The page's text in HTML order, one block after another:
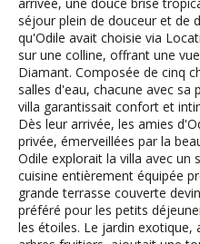
séjour plein de douceur et de
qu'Odile avait choisie via
sur une colline, offrant une
Diamant. Composée de cinq
salles d'eau, chacune avec sa
villa garantissait confort et
Dès leur arrivée, les amies
privée, émerveillées par la
Odile explorait la villa avec un
cuisine entièrement équipée
grande terrasse couverte
préféré pour les petits
les étoiles. Le jardin exotique,